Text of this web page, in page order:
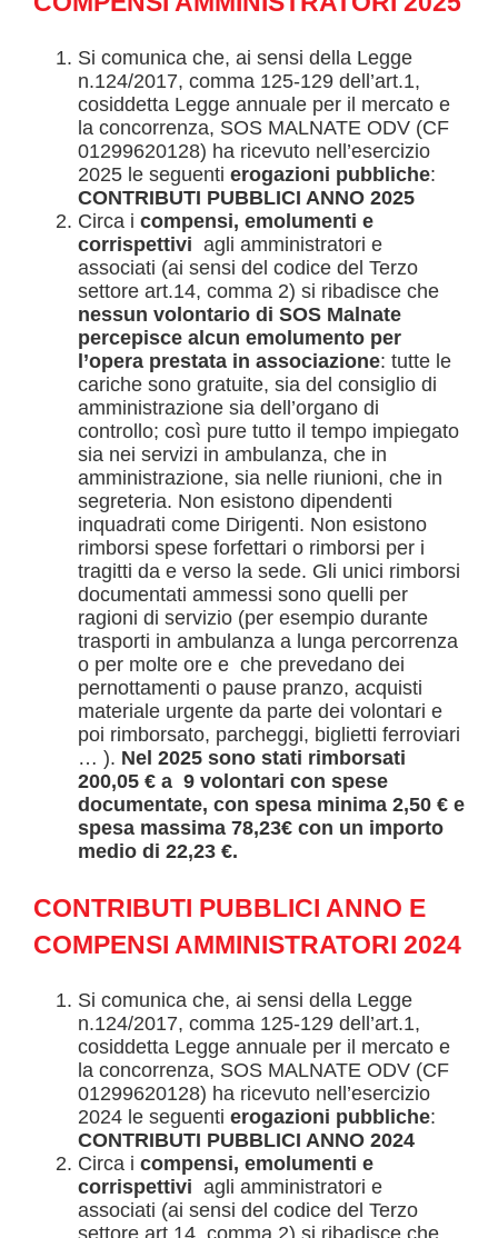
Si comunica che, ai sensi della Legge
n.124/2017, comma 125-129 dell’art.1,
cosiddetta Legge annuale per il mercato e
la concorrenza, SOS MALNATE ODV (CF
01299620128) ha ricevuto nell’esercizio
2025 le seguenti erogazioni pubbliche:
CONTRIBUTI PUBBLICI ANNO 2025
Circa i compensi, emolumenti e
corrispettivi agli amministratori e
associati (ai sensi del codice del Terzo
settore art.14, comma 2) si ribadisce che
nessun volontario di SOS Malnate
percepisce alcun emolumento per
l’opera prestata in associazione: tutte le
cariche sono gratuite, sia del consiglio di
amministrazione sia dell’organo di
controllo; così pure tutto il tempo impiegato
sia nei servizi in ambulanza, che in
amministrazione, sia nelle riunioni, che in
segreteria. Non esistono dipendenti
inquadrati come Dirigenti. Non esistono
rimborsi spese forfettari o rimborsi per i
tragitti da e verso la sede. Gli unici rimborsi
documentati ammessi sono quelli per
ragioni di servizio (per esempio durante
trasporti in ambulanza a lunga percorrenza
o per molte ore e che prevedano dei
pernottamenti o pause pranzo, acquisti
materiale urgente da parte dei volontari e
poi rimborsato, parcheggi, biglietti ferroviari
… ). Nel 2025 sono stati rimborsati
200,05 € a 9 volontari con spese
documentate, con spesa minima 2,50 € e
spesa massima 78,23€ con un importo
medio di 22,23 €.
CONTRIBUTI PUBBLICI ANNO E
COMPENSI AMMINISTRATORI 2024
Si comunica che, ai sensi della Legge
n.124/2017, comma 125-129 dell’art.1,
cosiddetta Legge annuale per il mercato e
la concorrenza, SOS MALNATE ODV (CF
01299620128) ha ricevuto nell’esercizio
2024 le seguenti erogazioni pubbliche:
CONTRIBUTI PUBBLICI ANNO 2024
Circa i compensi, emolumenti e
corrispettivi agli amministratori e
associati (ai sensi del codice del Terzo
settore art.14, comma 2) si ribadisce che